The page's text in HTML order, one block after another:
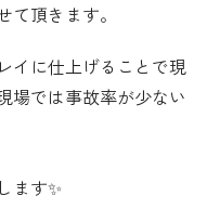
頂きます。
イに仕上げることで現
場では事故率が少ない
ます✨